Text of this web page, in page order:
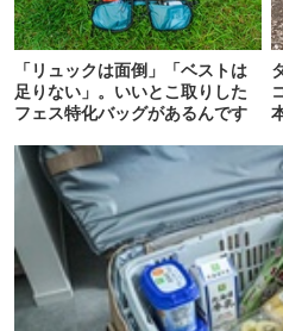
「リュックは面倒」「ベストは
足りない」。いいとこ取りした
フェス特化バッグがあるんです